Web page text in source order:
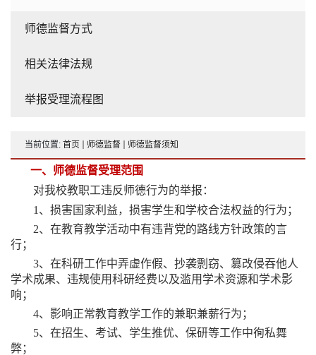
师德监督方式
相关法律法规
举报受理流程图
当前位置: 首页 师德监督 师德监督须知
一、师德监督受理范围
对我校教职工违反师德行为的举报：
1、损害国家利益，损害学生和学校合法权益的行为；
2、在教育教学活动中有违背党的路线方针政策的言
行；
3、在科研工作中弄虚作假、抄袭剽窃、篡改侵吞他人
学术成果、违规使用科研经费以及滥用学术资源和学术影
响；
4、影响正常教育教学工作的兼职兼薪行为；
5、在招生、考试、学生推优、保研等工作中徇私舞
弊；